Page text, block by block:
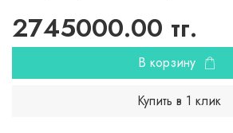
2745000.00 тг.
В корзину
Купить в 1 клик